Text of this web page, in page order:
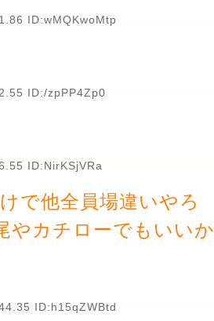
ID:wMQKwoMtp
ID:/zpPP4Zp0
ID:NirKSjVRa
他全員場違いやろ
やカチローでもいいか
ID:h15qZWBtd